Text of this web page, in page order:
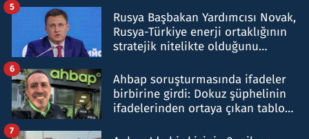
Rusya Başbakan Yardımcısı Novak,
Rusya-Türkiye enerji ortaklığının
stratejik nitelikte olduğunu
5
Ahbap soruşturmasında ifadeler
birbirine girdi: Dokuz şüphelinin
ifadelerinden ortaya çıkan tablo
6
7